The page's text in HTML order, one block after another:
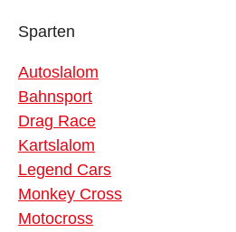
Sparten
Autoslalom
Bahnsport
Drag Race
Kartslalom
Legend Cars
Monkey Cross
Motocross